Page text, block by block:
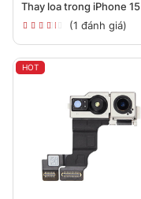
Thay loa trong iPhone 15
(1 đánh giá)
HOT